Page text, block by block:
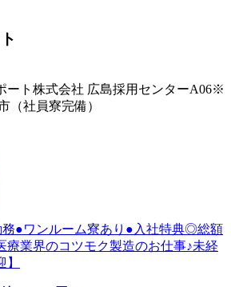
ート株式会社 広島採用センターA06※
（社員寮完備）
務●ワンルーム寮あり●入社特典◎総額
業界のコツモク製造のお仕事♪未経